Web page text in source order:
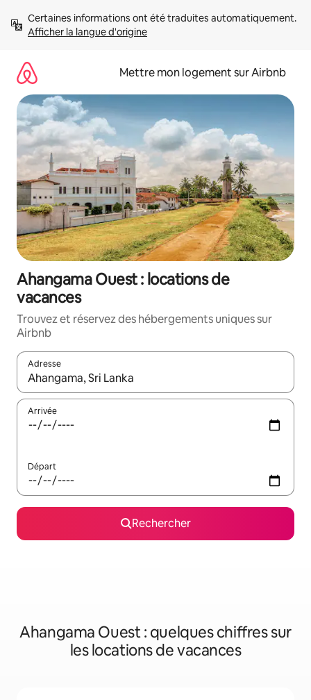
directement
Afficher la langue d'origine
Mettre mon logement sur Airbnb
Ahangama Ouest : locations de
vacances
Trouvez et réservez des hébergements uniques sur
Airbnb
Adresse
Lorsque les résultats s'affichent, utilisez les flèches vers le
Arrivée
Départ
Rechercher
Ahangama Ouest : quelques chiffres sur
les locations de vacances